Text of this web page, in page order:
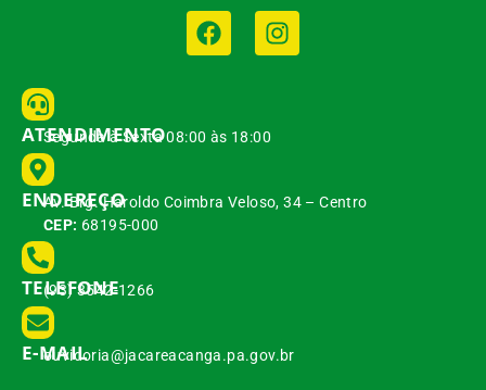
ATENDIMENTO
Segunda à Sexta 08:00 às 18:00
ENDEREÇO
Av. Brg. Haroldo Coimbra Veloso, 34 – Centro
CEP: 68195-000
TELEFONE
(93) 3542-1266
E-MAIL
ouvidoria@jacareacanga.pa.gov.br